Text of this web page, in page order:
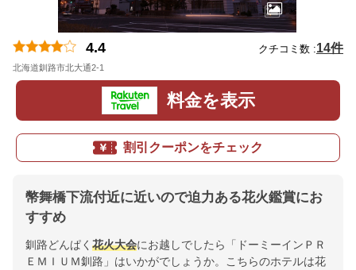
4.4 クチコミ数 :14件
北海道釧路市北大通2-1
料金を表示
割引クーポンをチェック
幣舞橋下流付近に近いので迫力ある花火鑑賞にお
すすめ
釧路どんぱく 花火大会にお越しでしたら「ドーミーインＰＲ
ＥＭＩＵＭ釧路」はいかがでしょうか。こちらのホテルは花